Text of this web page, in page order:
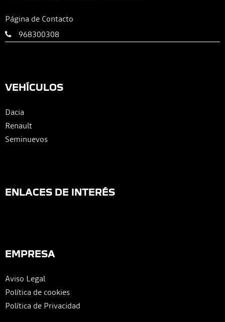
Página de Contacto
968300308
VEHÍCULOS
Dacia
Renault
Seminuevos
ENLACES DE INTERÉS
EMPRESA
Aviso Legal
Política de cookies
Política de Privacidad